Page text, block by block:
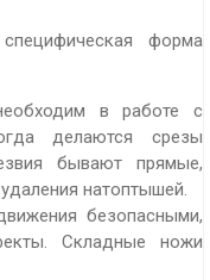
форма
в работе с
делаются срезы
бывают прямые,
натоптышей.
безопасными,
Складные ножи